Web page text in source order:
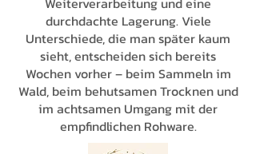
durchdachte Lagerung. Viele
Unterschiede, die man später kaum
sieht, entscheiden sich bereits
Wochen vorher – beim Sammeln im
Wald, beim behutsamen Trocknen und
im achtsamen Umgang mit der
empfindlichen Rohware.